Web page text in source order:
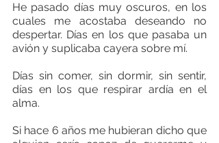
He pasado días muy oscuros, en los
cuales me acostaba deseando no
despertar. Días en los que pasaba un
avión y suplicaba cayera sobre mí.
Días sin comer, sin dormir, sin sentir,
días en los que respirar ardía en el
alma.
Si hace 6 años me hubieran dicho que